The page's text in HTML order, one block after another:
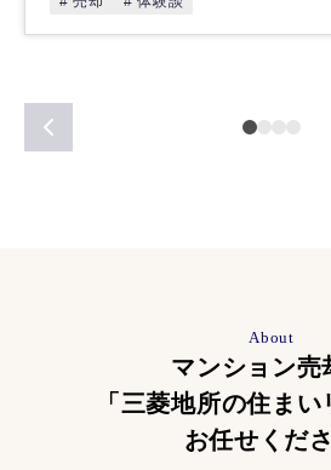
About
マンション売
「三菱地所の住ま
お任せくだ